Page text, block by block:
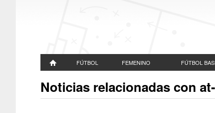
FÚTBOL FEMENINO FÚTBOL
Noticias relacionadas con